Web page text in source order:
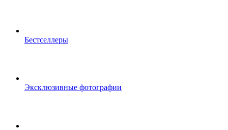
Бестселлеры
Эксклюзивные фотографии